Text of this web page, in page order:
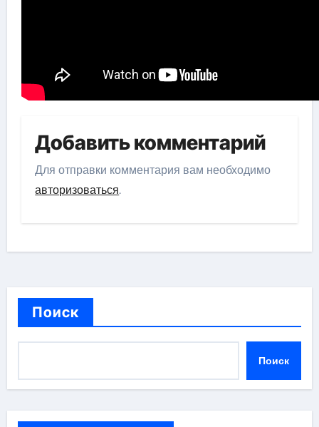
Добавить комментарий
Для отправки комментария вам необходимо
авторизоваться.
Поиск
Поиск